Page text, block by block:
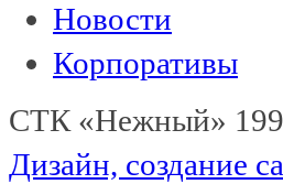
Новости
Корпоративы
СТК «Нежный»
Дизайн, создание